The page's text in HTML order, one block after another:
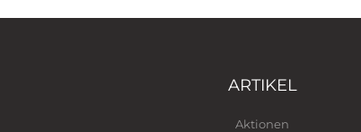
ARTIKEL
Aktionen